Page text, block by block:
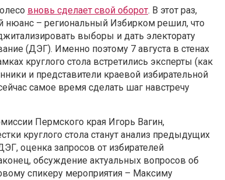
вновь сделает свой оборот. В этот раз,
нюанс – региональный Избирком решил, что
выборы и дать электорату
(ДЭГ). Именно поэтому 7 августа в стенах
круглого стола встретились эксперты (как
и представители краевой избирательной
самое время сделать шаг навстречу
Пермского края Игорь Вагин,
круглого стола станут анализ предыдущих
оценка запросов от избирателей
обсуждение актуальных вопросов об
спикеру мероприятия – Максиму